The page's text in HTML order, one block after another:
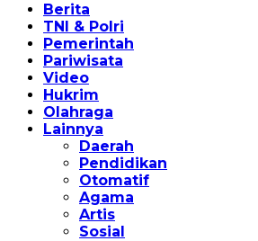
Berita
TNI & Polri
Pemerintah
Pariwisata
Video
Hukrim
Olahraga
Lainnya
Daerah
Pendidikan
Otomatif
Agama
Artis
Sosial